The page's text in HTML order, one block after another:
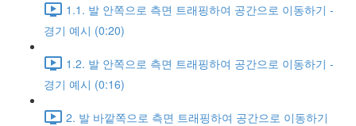
1.1. 발 안쪽으로 측면 트래핑하여 공간으로 이동하기 -
경기 예시 (0:20)
1.2. 발 안쪽으로 측면 트래핑하여 공간으로 이동하기 -
경기 예시 (0:16)
2. 발 바깥쪽으로 측면 트래핑하여 공간으로 이동하기